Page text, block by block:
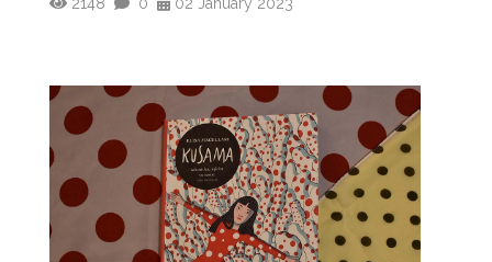
2148 0 02 January 2023